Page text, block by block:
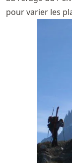
pour varier les